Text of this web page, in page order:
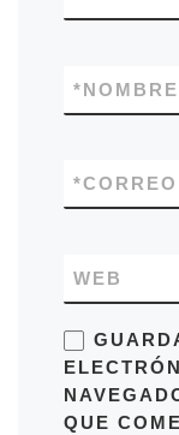
NOMBRE
*
*
WEB
QUE